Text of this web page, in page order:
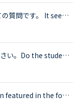
文法の32の Short Conversationについての質問です。 It seems like Daniel and Olivia are distracted by the street noises this evening.Olivia What's the matter? You are thinking about something, aren't...
カランの教材の下記2文の訳を教えてください。Do the students precede the teacher out of theclassroom after the lesson?No, the students don't precede the teacher out ofthe classroom after the lesson; ...
次の文の訳し方を教えて下さい。one sign featured in the footage read.デイリーニュース <a href="https://nativecamp.net/textbook/page-detail/2/13004The" target="_blank">https://nativecamp.net/textbook/page-detail/2/13004The</a> Weather Channel's Instagram page posted a clip detailing t...